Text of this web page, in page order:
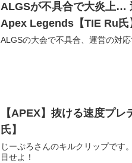
ALGSが不具合で大炎上…
Apex Legends【TIE Ru氏
ALGSの大会で不具合、運営の対
【APEX】抜ける速度プ
氏】
じーぷろさんのキルクリップです
目せよ！